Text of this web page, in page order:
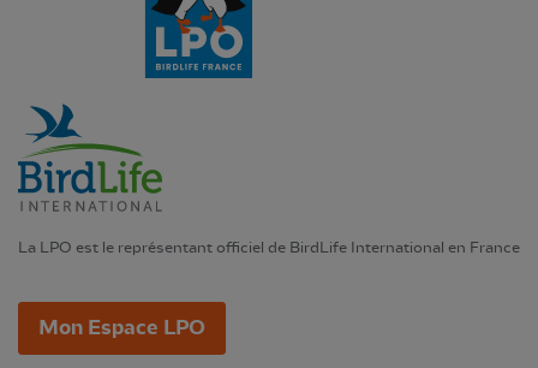
La LPO est le représentant officiel de BirdLife International en France
Mon Espace LPO